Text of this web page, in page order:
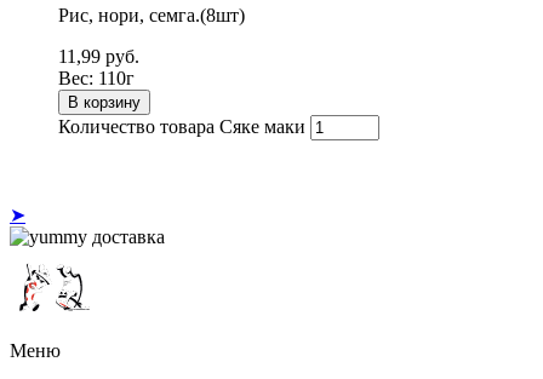
Рис, нори, семга.(8шт)
11,99 руб.
Вес: 110г
В корзину
Количество товара Сяке маки
➤
Меню